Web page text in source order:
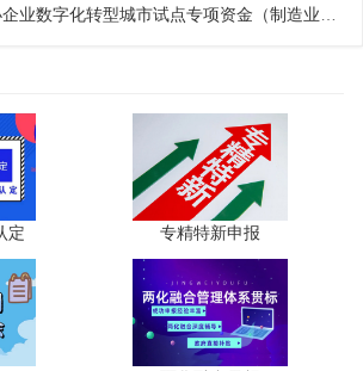
心认定新政以"提质、求真、从严"为
势环环相扣，共同推动企业技术创新
质的飞跃"。对于企业而言，需摒弃短期
投入、创新质量、合规管理三大核心，
，方能在严格的认定标准中脱颖而出，
平台，强化行业竞争力，助力高质量发
)成立17年来，致力于
定 名优高新技术产品认定、省市工程
试点专项资金（制造业数字化改造方向）第六批项目入库申报时间、条件要求、补助奖励
定 专精特新申报